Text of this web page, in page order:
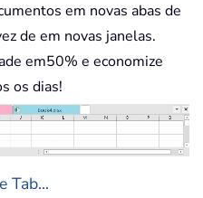
em novas abas de
de em novas janelas.
em50% e economize
os dias!
Tab...